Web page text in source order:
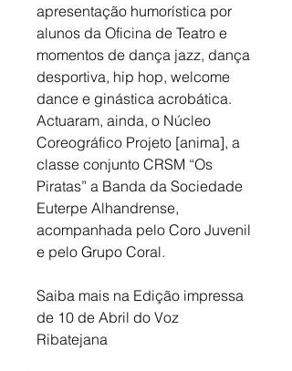
apresentação humorística por
alunos da Oficina de Teatro e
momentos de dança jazz, dança
desportiva, hip hop, welcome
dance e ginástica acrobática.
Actuaram, ainda, o Núcleo
Coreográfico Projeto [anima], a
classe conjunto CRSM “Os
Piratas” a Banda da Sociedade
Euterpe Alhandrense,
acompanhada pelo Coro Juvenil
e pelo Grupo Coral.
Saiba mais na Edição impressa
de 10 de Abril do Voz
Ribatejana